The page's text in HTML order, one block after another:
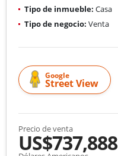
Tipo de inmueble: Casa
Tipo de negocio: Venta
Google
Street View
Precio de venta
US$737,888